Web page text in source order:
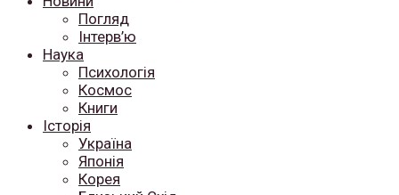
Погляд
Інтерв’ю
Наука
Психологія
Космос
Книги
Історія
Україна
Японія
Корея